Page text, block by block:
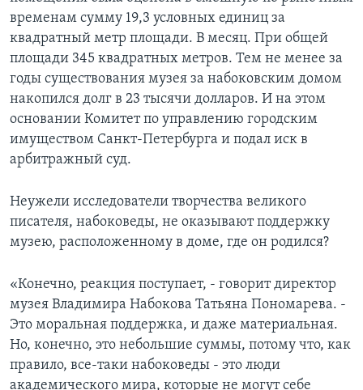
временам сумму 19,3 условных единиц за
квадратный метр площади. В месяц. При общей
площади 345 квадратных метров. Тем не менее за
годы существования музея за набоковским домом
накопился долг в 23 тысячи долларов. И на этом
основании Комитет по управлению городским
имуществом Санкт-Петербурга и подал иск в
арбитражный суд.
Неужели исследователи творчества великого
писателя, набоковеды, не оказывают поддержку
музею, расположенному в доме, где он родился?
«Конечно, реакция поступает, - говорит директор
музея Владимира Набокова Татьяна Пономарева. -
Это моральная поддержка, и даже материальная.
Но, конечно, это небольшие суммы, потому что, как
правило, все-таки набоковеды - это люди
академического мира, которые не могут себе